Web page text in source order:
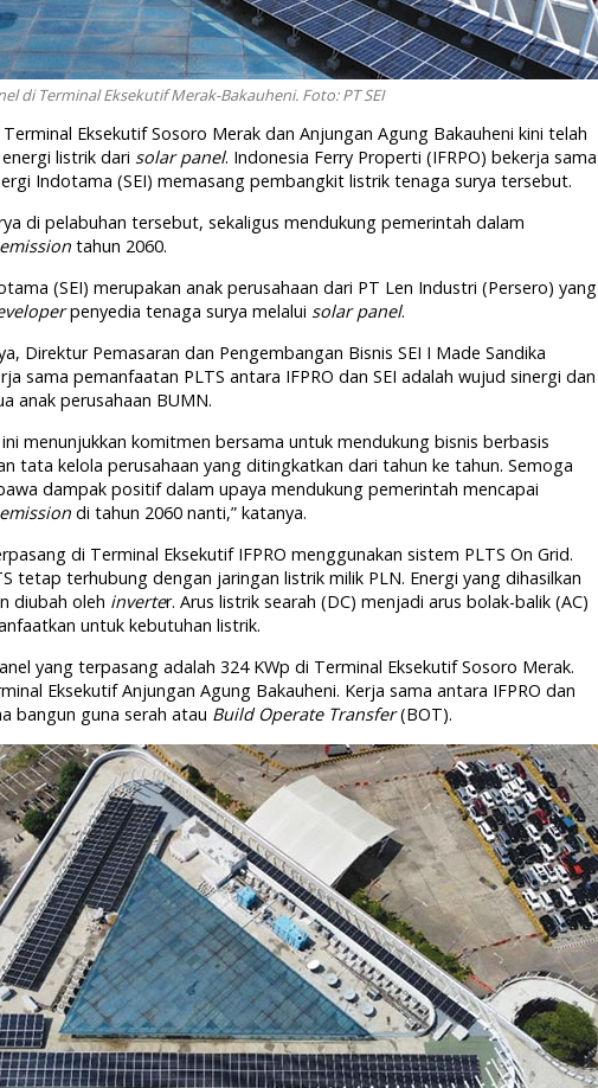
di Terminal Eksekutif Merak-Bakauheni. Foto: PT SEI
Terminal Eksekutif Sosoro Merak dan Anjungan Agung Bakauheni kini telah
listrik dari solar panel. Indonesia Ferry Properti (IFRPO) bekerja sama
Indotama (SEI) memasang pembangkit listrik tenaga surya tersebut.
di pelabuhan tersebut, sekaligus mendukung pemerintah dalam
tahun 2060.
(SEI) merupakan anak perusahaan dari PT Len Industri (Persero) yang
penyedia tenaga surya melalui solar panel.
Direktur Pemasaran dan Pengembangan Bisnis SEI I Made Sandika
sama pemanfaatan PLTS antara IFPRO dan SEI adalah wujud sinergi dan
anak perusahaan BUMN.
ini menunjukkan komitmen bersama untuk mendukung bisnis berbasis
tata kelola perusahaan yang ditingkatkan dari tahun ke tahun. Semoga
dampak positif dalam upaya mendukung pemerintah mencapai
di tahun 2060 nanti,” katanya.
di Terminal Eksekutif IFPRO menggunakan sistem PLTS On Grid.
tetap terhubung dengan jaringan listrik milik PLN. Energi yang dihasilkan
diubah oleh inverter. Arus listrik searah (DC) menjadi arus bolak-balik (AC)
untuk kebutuhan listrik.
yang terpasang adalah 324 KWp di Terminal Eksekutif Sosoro Merak.
Eksekutif Anjungan Agung Bakauheni. Kerja sama antara IFPRO dan
bangun guna serah atau Build Operate Transfer(BOT).